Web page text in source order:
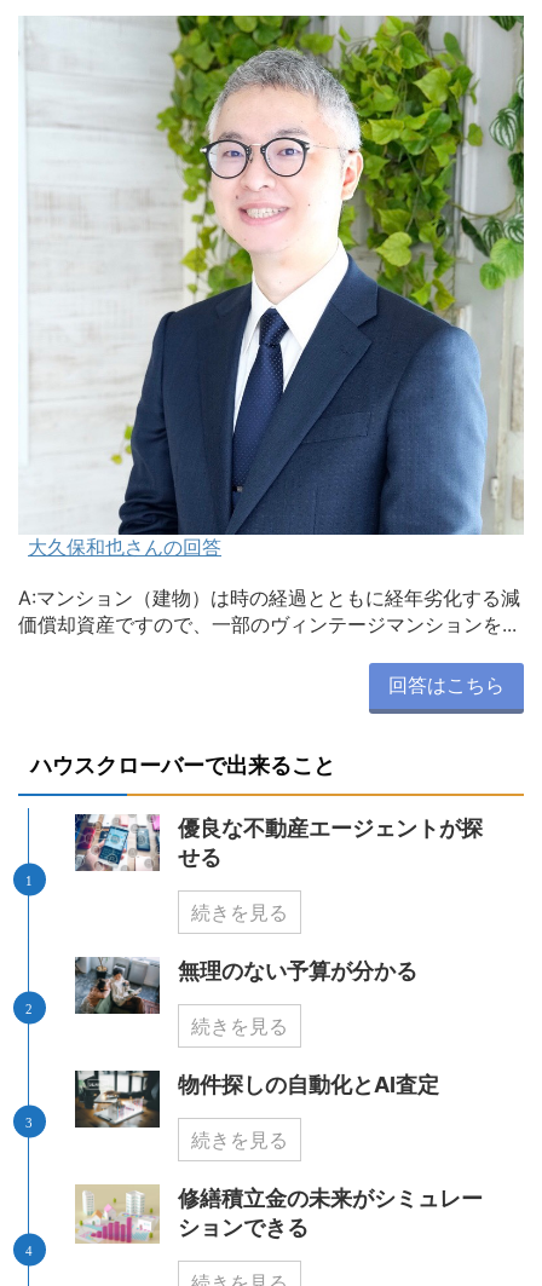
大久保和也さんの回答
A:マンション（建物）は時の経過とともに経年劣化する減
価償却資産ですので、一部のヴィンテージマンションを...
回答はこちら
ハウスクローバーで出来ること
優良な不動産エージェントが探
せる
続きを見る
無理のない予算が分かる
続きを見る
物件探しの自動化とAI査定
続きを見る
修繕積立金の未来がシミュレー
ションできる